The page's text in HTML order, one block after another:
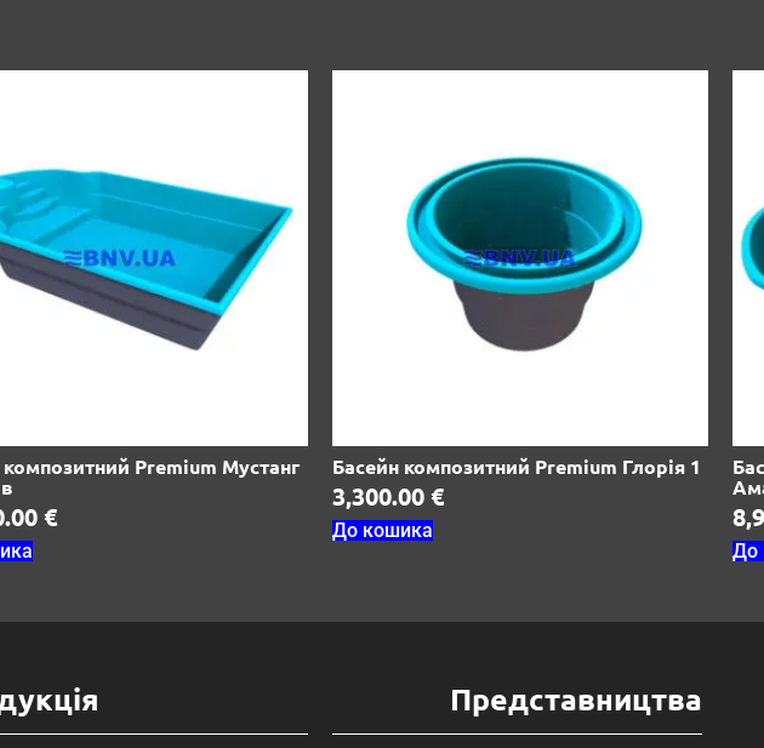
композитний Premium Мустанг
€
Басейн композитний Premium Глорія 1
3,300.00 €
До кошика
До
Представництва